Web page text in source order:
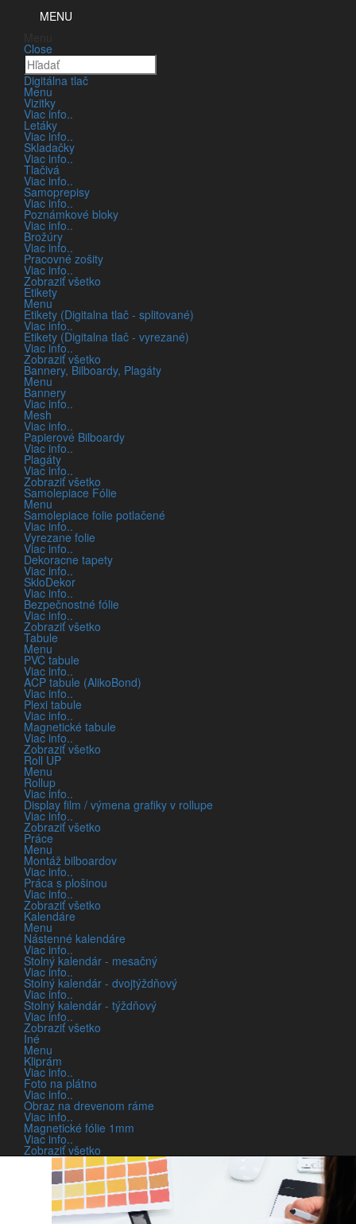
MENU
Close
Digitálna tlač
Menu
Vizitky
Viac info..
Letáky
Viac info..
Skladačky
Viac info..
Tlačivá
Viac info..
Samoprepisy
Viac info..
Poznámkové bloky
Viac info..
Brožúry
Viac info..
Pracovné zošity
Viac info..
Zobraziť všetko
Etikety
Menu
Etikety (Digitalna tlač - splitované)
Viac info..
Etikety (Digitalna tlač - vyrezané)
Viac info..
Zobraziť všetko
Bannery, Bilboardy, Plagáty
Menu
Bannery
Viac info..
Mesh
Viac info..
Papierové Bilboardy
Viac info..
Plagáty
Viac info..
Zobraziť všetko
Samolepiace Fólie
Menu
Samolepiace folie potlačené
Viac info..
Vyrezane folie
Viac info..
Dekoracne tapety
Viac info..
SkloDekor
Viac info..
Bezpečnostné fólie
Viac info..
Zobraziť všetko
Tabule
Menu
PVC tabule
Viac info..
ACP tabule (AlikoBond)
Viac info..
Plexi tabule
Viac info..
Magnetické tabule
Viac info..
Zobraziť všetko
Roll UP
Menu
Rollup
Viac info..
Display film / výmena grafiky v rollupe
Viac info..
Zobraziť všetko
Práce
Menu
Montáž bilboardov
Viac info..
Práca s plošinou
Viac info..
Zobraziť všetko
Kalendáre
Menu
Nástenné kalendáre
Viac info..
Stolný kalendár - mesačný
Viac info..
Stolný kalendár - dvojtýždňový
Viac info..
Stolný kalendár - týždňový
Viac info..
Zobraziť všetko
Iné
Menu
Kliprám
Viac info..
Foto na plátno
Viac info..
Obraz na drevenom ráme
Viac info..
Magnetické fólie 1mm
Viac info..
Zobraziť všetko
REKLAMA
GRAFICKÉ ŠTÚDIO
FOTOGRAFOVANIE
PRODUKTOV
VIDEOPRODUKCIA
TLAČIAREŇ
BILLBOARDY
ORGANIZOVANIE PODUJATÍ
O nás
KEMAR, rodinný podnik, ktorý vznikol v roku
1993, sa dynamicky vyvíjal a počas prvých rokov
a naše služby grafického dizajnu a tlače skrývali v
tieni predaja a servisu počítačovej techniky. Do
roku 2000 však vyrástli na samostatnú obchodnú
divíziu a pokračovali sme pod menom K-Print. Od
roku 2013 opäť fungujeme pod menom KEMAR,
ktorého vedenie spočiatku zabezpečoval
manželský pár, a od roku 2016 sme do riadenia
zapojili aj tretiu generáciu rodiny. Do roku 2023
došlo k úplnej zmene generácie vo vedení firmy a
riadenie prešlo do rúk najmladšej generácie.
Naše podnikanie dnes disponuje vlastnou
výrobnou kapacitou rozprestierajúcou sa na viac
ako 600 m2, ktorú podporujú najmodernejšie
technológie. Tieto inovácie nám umožňujú
jednotlivých kusov až po veľkosériovú produkciu
vo vynikajúcej kvalite. Okrem toho máme aj štúdio
vhodné pre zákaznícke stretnutia, kde ponúkame
unikátne dizajnové riešenia.
Naším cieľom je ako kreatívna agentúra
poskytovať komplexné služby v oblastiach
organizovania podujatí. Spolupracujeme s našimi
klientmi na prispôsobených riešeniach, ktoré
podporujú posilnenie ich trhovej pozície a zvyšujú
ich rozpoznateľnosť a harmonizujú ich prostredie s
identitou firmy.
Našou misiou je maximalizovať obchodný úspech
našich partnerov prostredníctvom integrovaných
stratégií a zabezpečiťREKLAMNÉ RIEŠENIA OD
NÁVRHU AŽ PO REALIZÁCIU JEDNODUCHO
POD JEDNOU STRECHOU.